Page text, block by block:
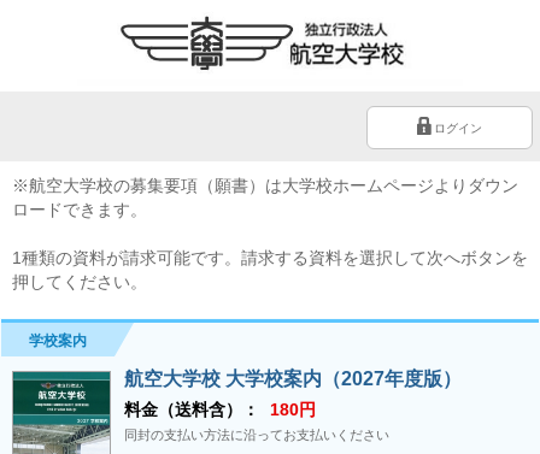
ログイン
※航空大学校の募集要項（願書）は大学校ホームページよりダウン
ロードできます。
1種類の資料が請求可能です。請求する資料を選択して次へボタンを
押してください。
学校案内
航空大学校 大学校案内（2027年度版）
料金（送料含）： 180円
同封の支払い方法に沿ってお支払いください